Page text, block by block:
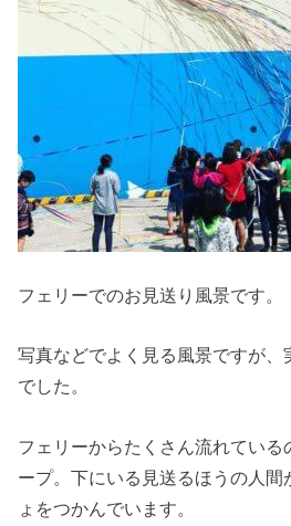
フェリーでのお見送り風景です。
写真などでよく見る風景ですが、
でした。
フェリーからたくさん流れている
ープ。下にいる見送るほうの人間
ょをつかんでいます。